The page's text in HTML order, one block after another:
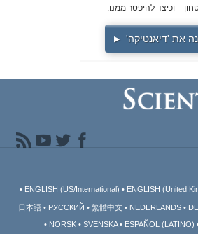
– וכיצד להיפטר ממנו.
את 'דיאנטיקה' ▶
ENGLISH (US/International) ENGLISH (United
日本語 РУССКИЙ 繁體中文 NEDERLANDS
NORSK
SVENSKA ESPAÑOL (LATINO)